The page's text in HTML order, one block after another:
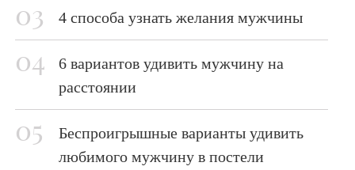
4 способа узнать желания мужчины
6 вариантов удивить мужчину на
расстоянии
Беспроигрышные варианты удивить
любимого мужчину в постели